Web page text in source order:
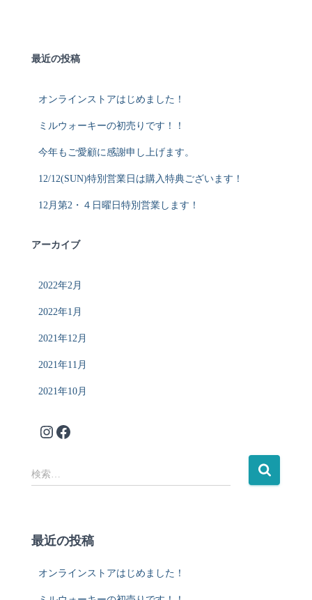
最近の投稿
オンラインストアはじめました！
ミルウォーキーの初売りです！！
今年もご愛顧に感謝申し上げます。
12/12(SUN)特別営業日は購入特典ございます！
12月第2・４日曜日特別営業します！
アーカイブ
2022年2月
2022年1月
2021年12月
2021年11月
2021年10月
realtwistインスタグラムFacebook
検
索
検索…
最近の投稿
オンラインストアはじめました！